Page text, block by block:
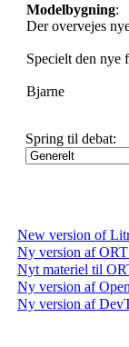
Modelbygning:
Der overvejes
Specielt den nye
Bjarne
Spring til debat:
New version of
Ny version af
Nyt materiel til
Ny version af
Ny version af